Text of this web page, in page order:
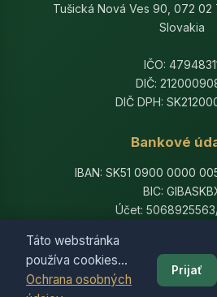
Táto webstránka
používa cookies...
Ochrana osobných
Prijať
Tušická Nová Ves 90, 072 02
Slovakia
IČO:
DIČ:
DIČ DPH:
Bankové
IBAN: SK51 0900 0000
BIC:
Účet: